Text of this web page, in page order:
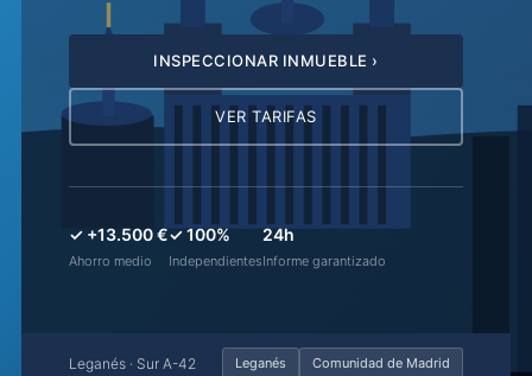
INSPECCIONAR INMUEBLE ›
VER TARIFAS
✓ +13.500 €
Ahorro medio
✓ 100%
Independientes
24h
Informe garantizado
Leganés · Sur A-42 Leganés Comunidad de Madrid